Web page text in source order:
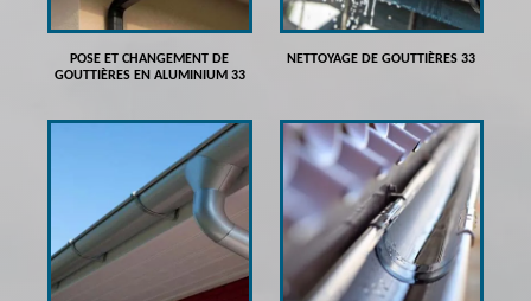
POSE ET CHANGEMENT DE
GOUTTIÈRES EN ALUMINIUM 33
NETTOYAGE DE GOUTTIÈRES 33